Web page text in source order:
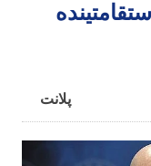
پلانت